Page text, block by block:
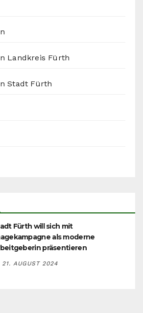
Landkreis Fürth
Stadt Fürth
Fürth will sich mit
als moderne
präsentieren
21. AUGUST 2024